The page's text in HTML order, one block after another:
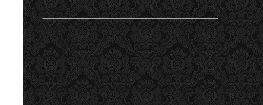
Student's Life
Vu
ESC
ESC Lille